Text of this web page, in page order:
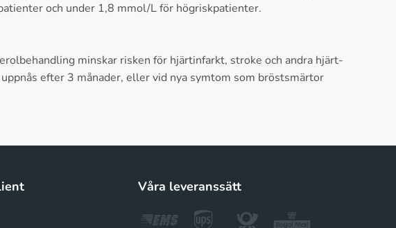
och under 1,8 mmol/L för högriskpatienter.
minskar risken för hjärtinfarkt, stroke och andra hjärt-
efter 3 månader, eller vid nya symtom som bröstsmärtor
Våra leveranssätt